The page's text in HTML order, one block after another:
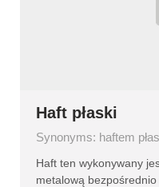
Haft płaski
Synonyms: haftem
Haft ten wykonywany
metalową